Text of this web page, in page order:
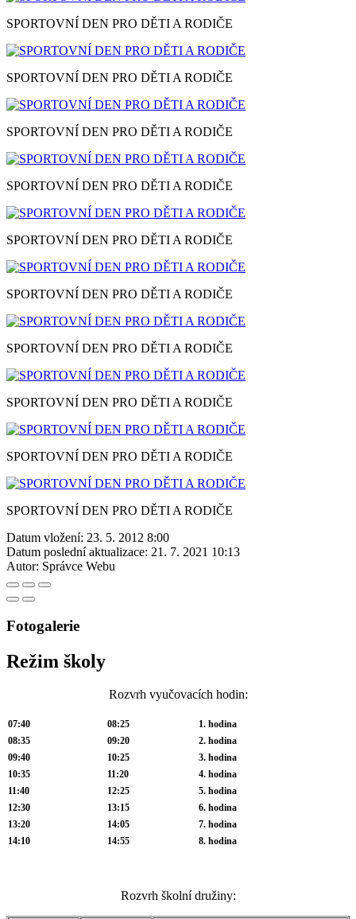
SPORTOVNÍ DEN PRO DĚTI A RODIČE
SPORTOVNÍ DEN PRO DĚTI A RODIČE
SPORTOVNÍ DEN PRO DĚTI A RODIČE
SPORTOVNÍ DEN PRO DĚTI A RODIČE
SPORTOVNÍ DEN PRO DĚTI A RODIČE
SPORTOVNÍ DEN PRO DĚTI A RODIČE
SPORTOVNÍ DEN PRO DĚTI A RODIČE
SPORTOVNÍ DEN PRO DĚTI A RODIČE
SPORTOVNÍ DEN PRO DĚTI A RODIČE
SPORTOVNÍ DEN PRO DĚTI A RODIČE
Datum vložení: 23. 5. 2012 8:00
Datum poslední aktualizace: 21. 7. 2021 10:13
Autor: Správce Webu
Fotogalerie
Režim školy
Rozvrh vyučovacích hodin:
07:40 08:25
1. hodina
08:35
09:20
2. hodina
09:40
10:25
3. hodina
10:35
11:20
4. hodina
11:40
12:25
5. hodina
12:30
13:15
6. hodina
13:20
14:05
7. hodina
14:10
14:55 8. hodina
Rozvrh školní družiny: